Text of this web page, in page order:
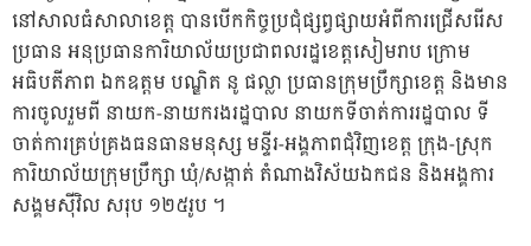
នៅសាលធំសាលាខេត្ត បានបើកកិច្ចប្រជុំផ្សព្វផ្សាយអំពីការជ្រើសរើស
ប្រធាន អនុប្រធានការិយាល័យប្រជាពលរដ្ឋខេត្តសៀមរាប ក្រោម
អធិបតីភាព ឯកឧត្ដម បណ្ឌិត នូ ផល្លា ប្រធានក្រុមប្រឹក្សាខេត្ត និងមាន
ការចូលរួមពី នាយក-នាយករងរដ្ឋបាល នាយកទីចាត់ការរដ្ឋបាល ទី
ចាត់ការគ្រប់គ្រងធនធានមនុស្ស មន្ទីរ-អង្គភាពជុំវិញខេត្ត ក្រុង-ស្រុក
ការិយាល័យក្រុមប្រឹក្សា ឃុំ/សង្កាត់ តំណាងវិស័យឯកជន និងអង្គការ
សង្គមស៊ីវិល សរុប ១២៥រូប ។